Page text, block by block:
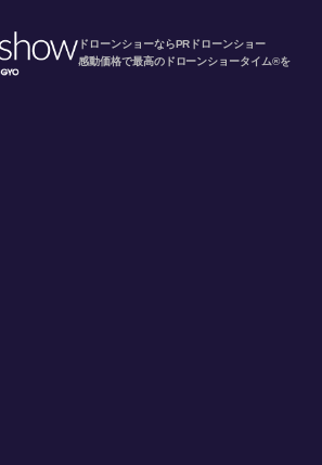
ドローンショーならPRドローンショー
感動価格で最高のドローンショータイム®を